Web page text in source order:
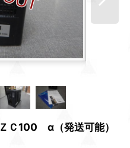
Ｃ100 α（発送可能）